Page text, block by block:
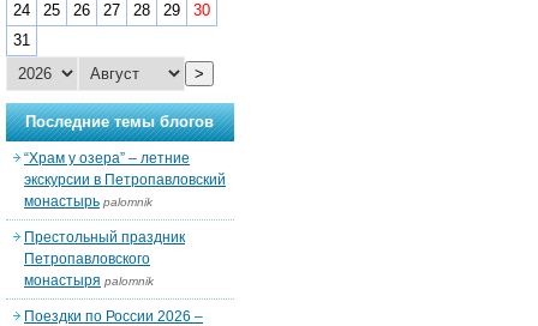
24
25 26 27 28 29
30
31
>
Последние темы блогов
“Храм у озера” – летние
экскурсии в Петропавловский
монастырь palomnik
Престольный праздник
Петропавловского
монастыря palomnik
Поездки по России 2026 –